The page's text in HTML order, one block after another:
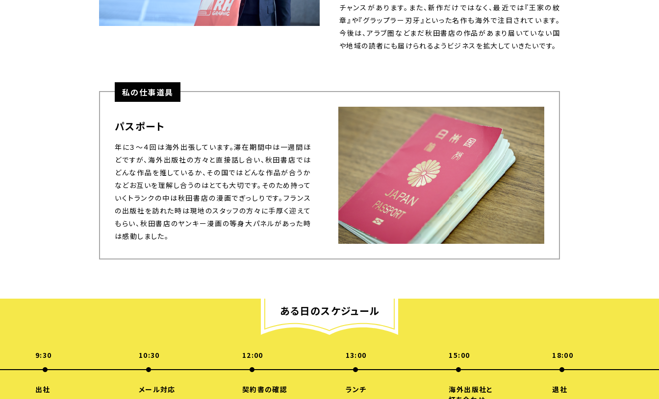
チャンスがあります。また、新作だけではなく、最近では『王家の紋
章』や『グラップラー刃牙』といった名作も海外で注目されています。
今後は、アラブ圏などまだ秋田書店の作品があまり届いていない国
や地域の読者にも届けられるようビジネスを拡大していきたいです。
私の仕事道具
パスポート
年に３〜４回は海外出張しています。滞在期間中は一週間ほ
どですが、海外出版社の方々と直接話し合い、秋田書店では
どんな作品を推しているか、その国ではどんな作品が合うか
などお互いを理解し合うのはとても大切です。そのため持って
いくトランクの中は秋田書店の漫画でぎっしりです。フランス
の出版社を訪れた時は現地のスタッフの方々に手厚く迎えて
もらい、秋田書店のヤンキー漫画の等身大パネルがあった時
は感動しました。
ある日のスケジュール
9:30
出社
10:30
メール対応
12:00
契約書の確認
13:00
ランチ
15:00
海外出版社と
18:00
退社